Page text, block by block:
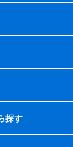
探す